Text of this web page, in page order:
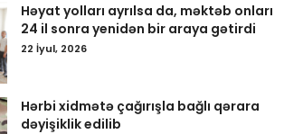
Həyat yolları ayrılsa da, məktəb onları
24 il sonra yenidən bir araya gətirdi
22 İyul, 2026
Hərbi xidmətə çağırışla bağlı qərara
dəyişiklik edilib